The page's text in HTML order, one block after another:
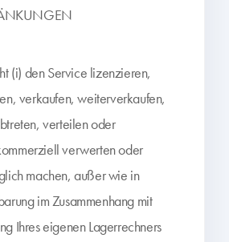
(i) den Service lizenzieren,
verkaufen, weiterverkaufen,
verteilen oder
verwerten oder
machen, außer wie in
im Zusammenhang mit
Ihres eigenen Lagerrechners